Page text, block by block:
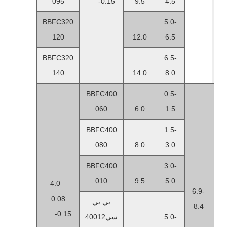
BBFC320
120
12.0
5.0-
6.5
BBFC320
140
14.0
6.5-
8.0
4.0
0.08
-0.15
BBFC400
060
6.0
0.5-
1.5
6.9-
8.4
BBFC400
080
8.0
1.5-
3.0
BBFC400
010
9.5
3.0-
5.0
بي بي
سي40012
5.0-